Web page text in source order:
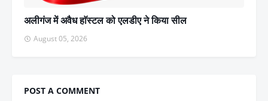
अलीगंज में अवैध हाॅस्टल को एलडीए ने किया सील
August 05, 2026
POST A COMMENT